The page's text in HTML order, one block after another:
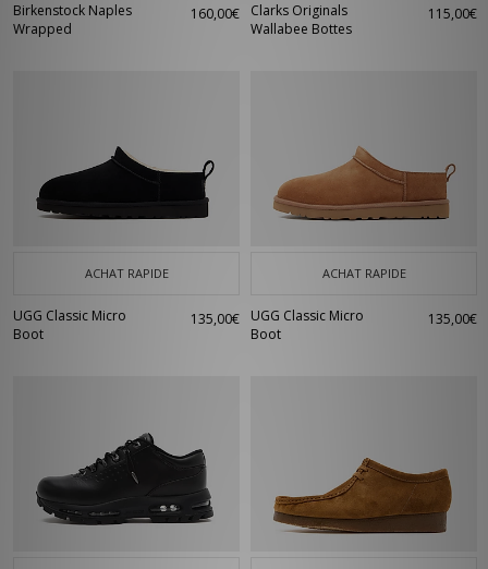
Birkenstock Naples
Wrapped
160,00€
Clarks Originals
Wallabee Bottes
115,00€
ACHAT RAPIDE
UGG Classic Micro
Boot
135,00€
ACHAT RAPIDE
UGG Classic Micro
Boot
135,00€